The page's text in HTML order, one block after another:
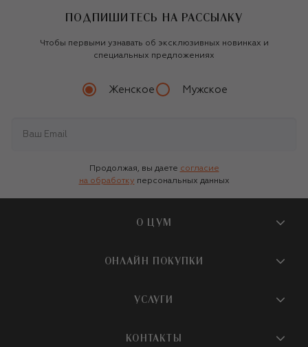
ПОДПИШИТЕСЬ НА РАССЫЛКУ
Чтобы первыми узнавать об эксклюзивных новинках и
специальных предложениях
Женское Мужское
Продолжая, вы даете согласие
на обработку персональных данных
О ЦУМ
О магазине
Бутики и ПВЗ ЦУМ
ОНЛАЙН ПОКУПКИ
Доставка
УСЛУГИ
КОНТАКТЫ